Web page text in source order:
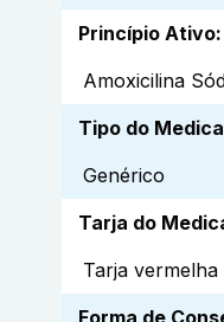
Princípio Ativo:
Amoxicilina
Tipo do
Genérico
Tarja do
Tarja